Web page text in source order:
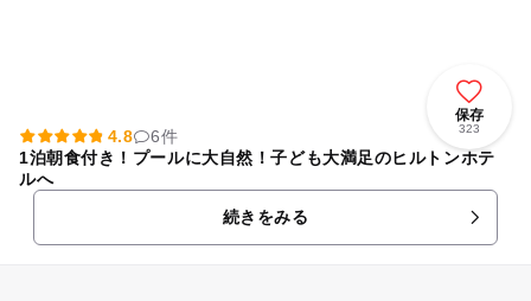
保存
323
4.8
6件
1泊朝食付き！プールに大自然！子ども大満足のヒルトンホテ
ルへ
続きをみる